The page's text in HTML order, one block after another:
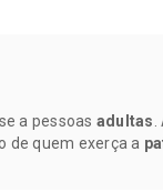
a pessoas adultas
de quem exerça a